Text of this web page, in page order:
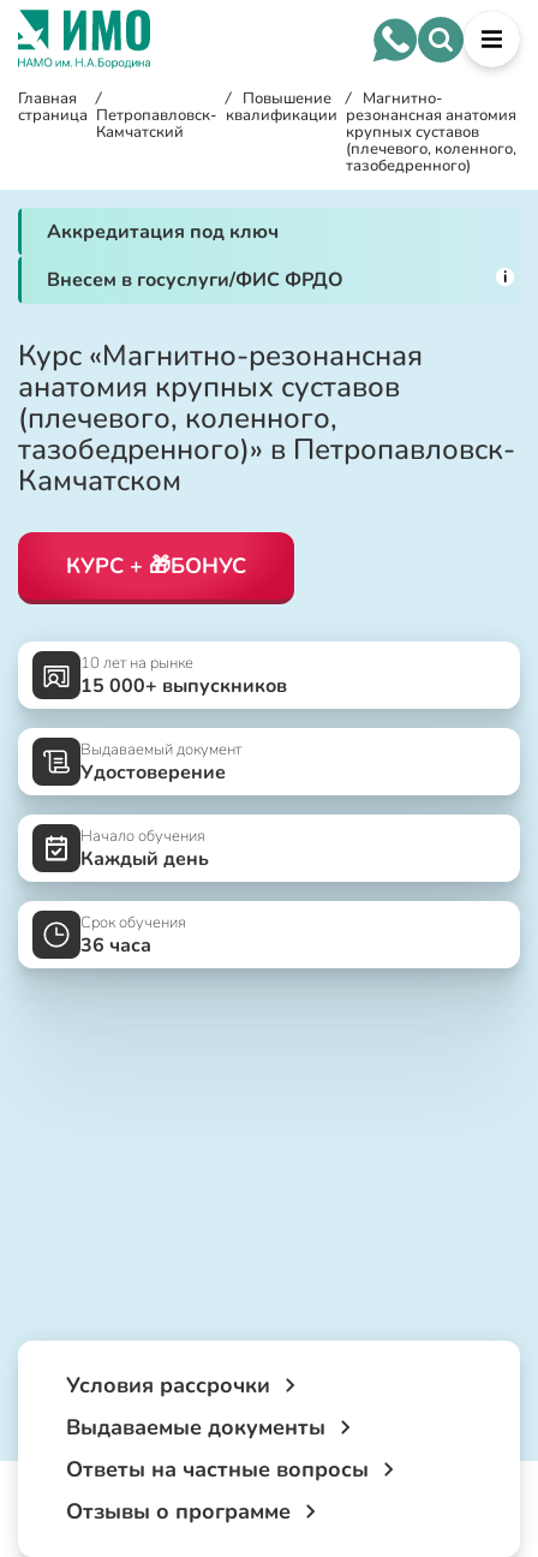
Главная
страница
/
Петропавловск-
Камчатский
/ Повышение
квалификации
/ Магнитно-
резонансная анатомия
крупных суставов
(плечевого, коленного,
тазобедренного)
Аккредитация под ключ
Внесем в госуслуги/ФИС ФРДО
i
Курс «Магнитно-резонансная
анатомия крупных суставов
(плечевого, коленного,
тазобедренного)» в Петропавловск-
Камчатском
КУРС + 🎁БОНУС
10 лет на рынке
15 000+ выпускников
Выдаваемый документ
Удостоверение
Начало обучения
Каждый день
Срок обучения
36 часа
Условия рассрочки
Выдаваемые документы
Ответы на частные вопросы
Отзывы о программе